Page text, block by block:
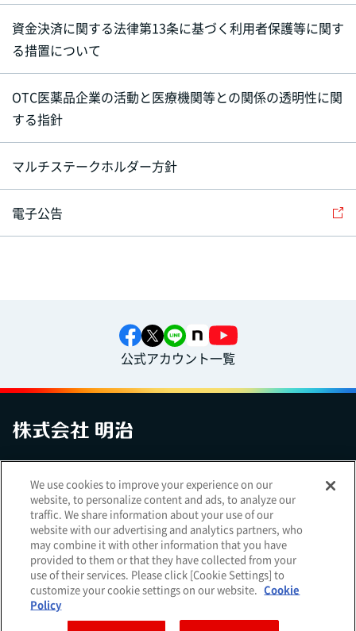
資金決済に関する法律第13条に基づく利用者保護等に関す
る措置について
OTC医薬品企業の活動と医療機関等との関係の透明性に関
する指針
マルチステークホルダー方針
電子公告
公式アカウント一覧
アクセシビリティへの対応方針ご利用規約明治グループのDX
Cookie Settings
明治ホールディングス株式会社 （ EN ｜簡体 ）
Meiji Seika ファルマ株式会社
We use cookies to improve your experience on our
website, to personalize content and ads, to analyze our
traffic. We share information about your use of our
website with our advertising and analytics partners, who
may combine it with other information that you have
provided to them or that they have collected from your
use of their services. Please click [Cookie Settings] to
customize your cookie settings on our website. Cookie
Policy